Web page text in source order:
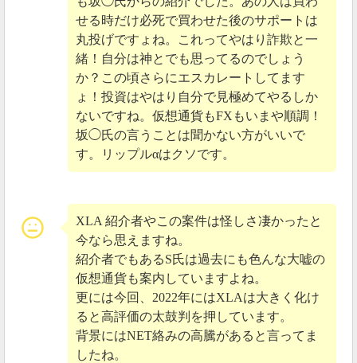
まだまだ価格が下げ止まる様子すらない状況です。
2020年07月07日
3か所で同時上場後に暴落
6月30日、リップルアルファは3か所の取引所で同時に
上場しました。
せる時だけ必死で買わせた後のサポートは
丸投げですょね。これってやはり詐欺と一
緒！自分は神とでも思ってるのでしょう
か？この頃さらにエスカレートしてます
ょ！投資はやはり自分で見極めてやるしか
ないですね。仮想通貨もFXもいまや順調！
坂◯氏の言うことは聞かない方がいいで
す。リップルαはクソです。
XLA 紹介者やこの案件は怪しさ凄かったと
今なら思えますね。
紹介者でもあるS氏は過去にも色んな大嘘の
仮想通貨も案内していますよね。
更には今回、2022年にはXLAは大きく化け
ると高評価の太鼓判を押しています。
背景にはNET絡みの高騰があると言ってま
したね。